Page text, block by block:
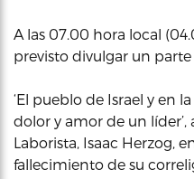
A las 07.00 hora local
previsto divulgar un
‘El pueblo de Israel y en
dolor y amor de un
Laborista, Isaac Herzog,
fallecimiento de su